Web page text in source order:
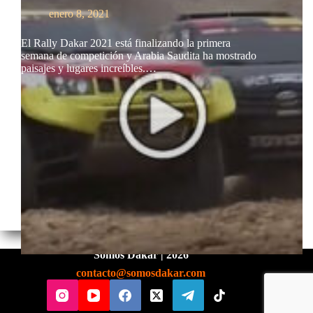
enero 8, 2021
El Rally Dakar 2021 está finalizando la primera
semana de competición y Arabia Saudita ha mostrado
paisajes y lugares increíbles.…
Somos Dakar | 2026
contacto@somosdakar.com